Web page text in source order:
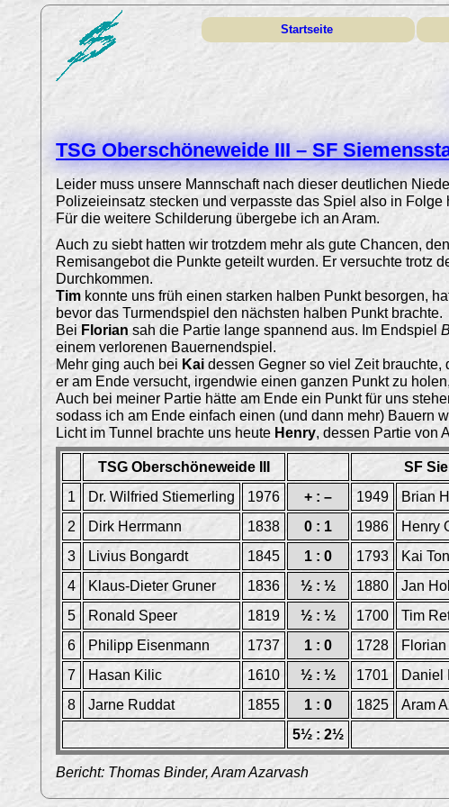
Startseite
TSG Oberschöneweide III – SF
Leider muss unsere Mannschaft nach dieser deutlichen
Polizeieinsatz stecken und verpasste das Spiel also in
Für die weitere Schilderung übergebe ich an Aram.
Auch zu siebt hatten wir trotzdem mehr als gute Chancen,
Remisangebot die Punkte geteilt wurden. Er versuchte trotz
Durchkommen.
Tim konnte uns früh einen starken halben Punkt besorgen,
bevor das Turmendspiel den nächsten halben Punkt brachte.
Bei Florian sah die Partie lange spannend aus. Im Endspiel
einem verlorenen Bauernendspiel.
Mehr ging auch bei Kai dessen Gegner so viel Zeit
er am Ende versucht, irgendwie einen ganzen Punkt zu
Auch bei meiner Partie hätte am Ende ein Punkt für uns
sodass ich am Ende einfach einen (und dann mehr) Bauern
Licht im Tunnel brachte uns heute Henry, dessen Partie von
TSG Oberschöneweide III
SF
1
Dr. Wilfried Stiemerling 1976 + : – 1949
Brian
2
Dirk Herrmann 1838 0 : 1 1986
Henry
3
Livius Bongardt 1845 1 : 0 1793
Kai
4
Klaus-Dieter Gruner 1836 ½ : ½ 1880
Jan
5
Ronald Speer 1819 ½ : ½ 1700
Tim
6
Philipp Eisenmann 1737 1 : 0 1728
7
Hasan Kilic 1610 ½ : ½ 1701
Daniel
8
Jarne Ruddat 1855 1 : 0 1825
Aram
5½ : 2½
Bericht: Thomas Binder, Aram Azarvash